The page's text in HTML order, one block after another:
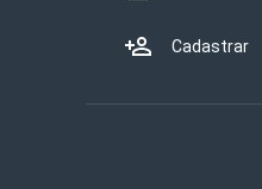
Cadastrar